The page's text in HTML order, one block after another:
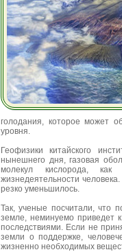
голодания, которое может
уровня.
Геофизики китайского
нынешнего дня, газовая
молекул кислорода, как
жизнедеятельности
резко уменьшилось.
Так, ученые посчитали, что
земле, неминуемо приведет
последствиями. Если не
земли о поддержке,
жизненно необходимых